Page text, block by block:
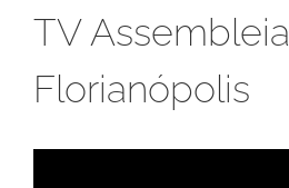
TV Assembleia
Florianópolis